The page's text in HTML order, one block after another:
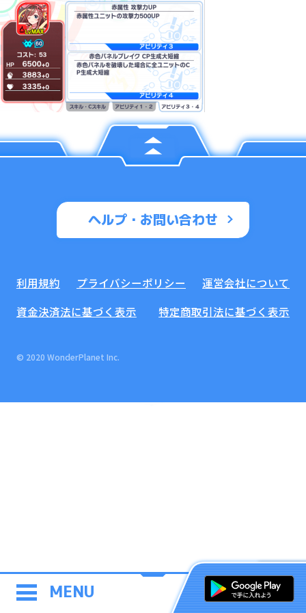
MENU
ヘルプ・お問い合わせ
利用規約 プライバシーポリシー
運営会社について
資金決済法に基づく表示
特定商取引法に基づく表示
© 2020 WonderPlanet Inc.